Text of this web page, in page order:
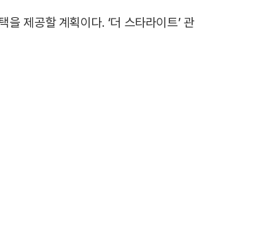
제공할 계획이다. ‘더 스타라이트’ 관